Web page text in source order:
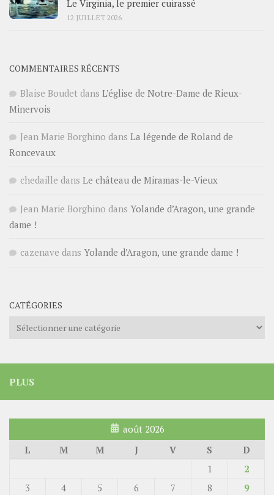
Le Virginia, le premier cuirassé
12 JUILLET 2026
COMMENTAIRES RÉCENTS
Blaise Boudet dans L’église de Notre-Dame de Rieux-
Minervois
Jean Marie Borghino dans La légende de Roland de
Roncevaux
chedaille dans Le château de Miramas-le-Vieux
Jean Marie Borghino dans Yolande d’Aragon, une grande
dame !
cazenave dans Yolande d’Aragon, une grande dame !
CATÉGORIES
Catégories
PLUS
août 2026
L
M M J V S
D
1
2
3
4 5 6 7 8
9